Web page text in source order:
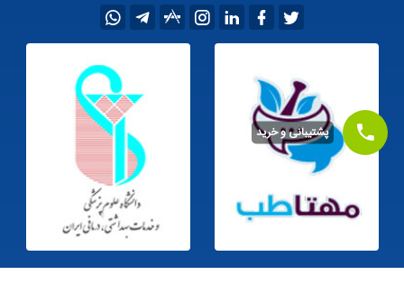
پشتیبانی و خرید